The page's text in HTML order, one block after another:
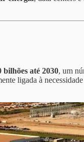
bilhões até 2030, um
ligada à